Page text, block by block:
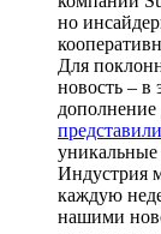
но
Для
новость – в
дополнение
Индустрия
каждую
нашими